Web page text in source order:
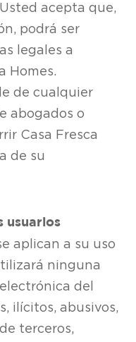
acepta que,
podrá ser
legales a
Homes.
de cualquier
abogados o
Casa Fresca
de su
usuarios
aplican a su uso
ninguna
del
ilícitos, abusivos,
terceros,